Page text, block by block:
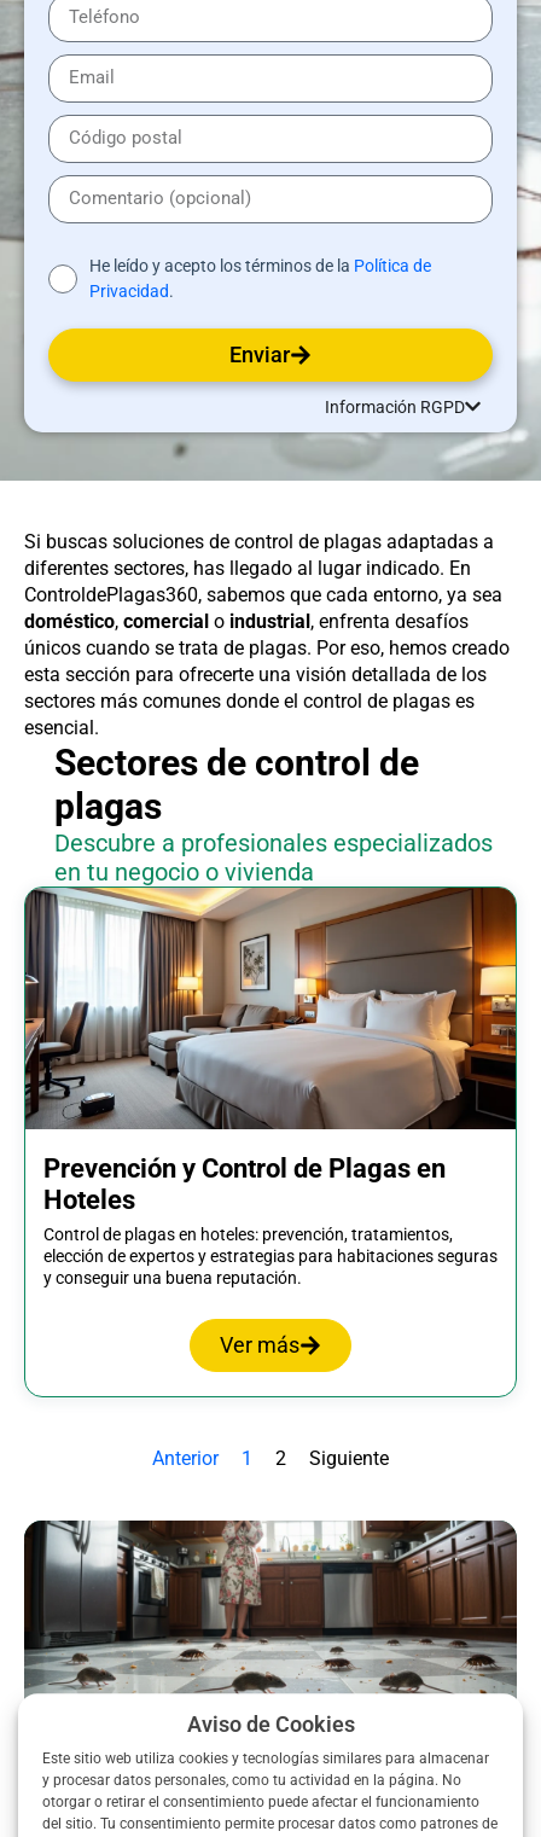
Aviso de Cookies
Este sitio web utiliza cookies y tecnologías similares para almacenar
y procesar datos personales, como tu actividad en la página. No
otorgar o retirar el consentimiento puede afectar el funcionamiento
del sitio. Tu consentimiento permite procesar datos como patrones de
He leído y acepto los términos de la Política de
Privacidad.
Enviar
Información RGPD
Si buscas soluciones de control de plagas adaptadas a
diferentes sectores, has llegado al lugar indicado. En
ControldePlagas360, sabemos que cada entorno, ya sea
doméstico, comercial o industrial, enfrenta desafíos
únicos cuando se trata de plagas. Por eso, hemos creado
esta sección para ofrecerte una visión detallada de los
sectores más comunes donde el control de plagas es
esencial.
Sectores de control de
plagas
Descubre a profesionales especializados
en tu negocio o vivienda
Prevención y Control de Plagas en
Hoteles
Control de plagas en hoteles: prevención, tratamientos,
elección de expertos y estrategias para habitaciones seguras
y conseguir una buena reputación.
Ver más
Anterior 1 2 Siguiente
¿Problemas de plagas en tu